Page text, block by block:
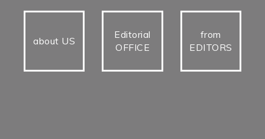
about US
Editorial
OFFICE
from
EDITORS